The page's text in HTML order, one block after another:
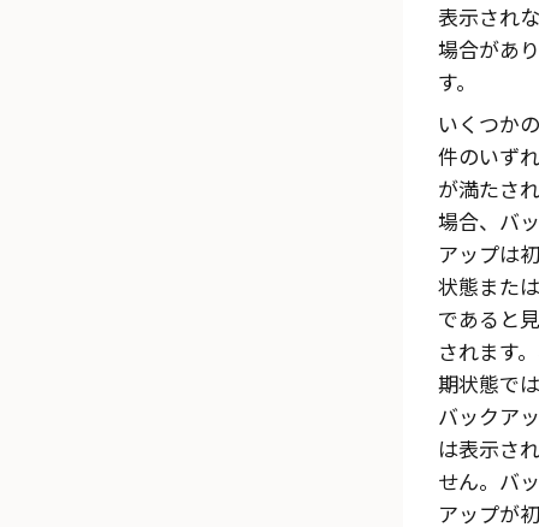
表示され
場合があ
す。
いくつか
件のいず
が満たさ
場合、バ
アップは
状態また
であると
されます
期状態で
バックア
は表示さ
せん。バ
アップが